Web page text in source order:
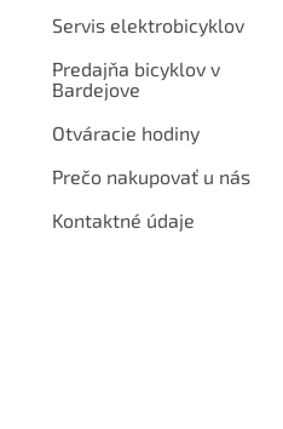
Servis elektrobicyklov
Predajňa bicyklov v
Bardejove
Otváracie hodiny
Prečo nakupovať u nás
Kontaktné údaje